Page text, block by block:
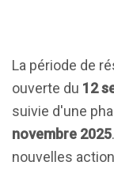
La période de
ouverte du 12
suivie d'une
novembre 2025
nouvelles